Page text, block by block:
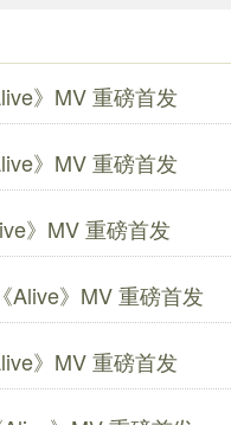
》MV 重磅首发
》MV 重磅首发
》MV 重磅首发
Alive》MV 重磅首发
》MV 重磅首发